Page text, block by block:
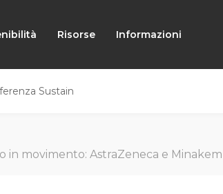
Risorse Informazioni
Sustain
in movimento: AstraZeneca e Minakem